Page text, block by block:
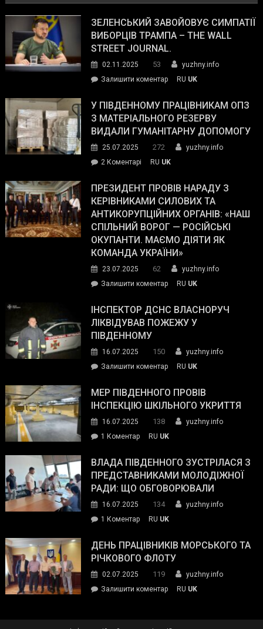
ЗЕЛЕНСЬКИЙ ЗАВОЙОВУЄ СИМПАТІЇ
ВИБОРЦІВ ТРАМПА – THE WALL
STREET JOURNAL.
02.11.2025 53
yuzhny.info
Залишити коментарon
завойовує
симпатії
виборців
The
Street
Journal.
RU UK
У ПІВДЕННОМУ ПРАЦІВНИКАМ ОПЗ
З МАТЕРІАЛЬНОГО РЕЗЕРВУ
ВИДАЛИ ГУМАНІТАРНУ ДОПОМОГУ
25.07.2025 272
yuzhny.info
2 Коментарі
Південному
працівникам
ОПЗ
з
матеріального
резерву
гуманітарну
допомогу
RU UK
ПРЕЗИДЕНТ ПРОВІВ НАРАДУ З
КЕРІВНИКАМИ СИЛОВИХ ТА
АНТИКОРУПЦІЙНИХ ОРГАНІВ: «НАШ
СПІЛЬНИЙ ВОРОГ — РОСІЙСЬКІ
ОКУПАНТИ. МАЄМО ДІЯТИ ЯК
КОМАНДА УКРАЇНИ»
23.07.2025 62
yuzhny.info
Залишити коментарon
провів
нараду
силових
та
органів:
«Наш
спільний
окупанти.
Маємо
діяти
команда
RU UK
ІНСПЕКТОР ДСНС ВЛАСНОРУЧ
ЛІКВІДУВАВ ПОЖЕЖУ У
ПІВДЕННОМУ
16.07.2025 150
yuzhny.info
Залишити коментарon
ДСНС
власноруч
пожежу
у
RU UK
МЕР ПІВДЕННОГО ПРОВІВ
ІНСПЕКЦІЮ ШКІЛЬНОГО УКРИТТЯ
16.07.2025 138
yuzhny.info
1 Коментардо
Південного
провів
інспекцію
укриття
RU UK
ВЛАДА ПІВДЕННОГО ЗУСТРІЛАСЯ З
ПРЕДСТАВНИКАМИ МОЛОДІЖНОЇ
РАДИ: ЩО ОБГОВОРЮВАЛИ
16.07.2025 134
yuzhny.info
1 Коментардо
Південного
зустрілася
представниками
молодіжної
RU UK
ДЕНЬ ПРАЦІВНИКІВ МОРСЬКОГО ТА
РІЧКОВОГО ФЛОТУ
02.07.2025 119
yuzhny.info
Залишити коментарon
RU UK